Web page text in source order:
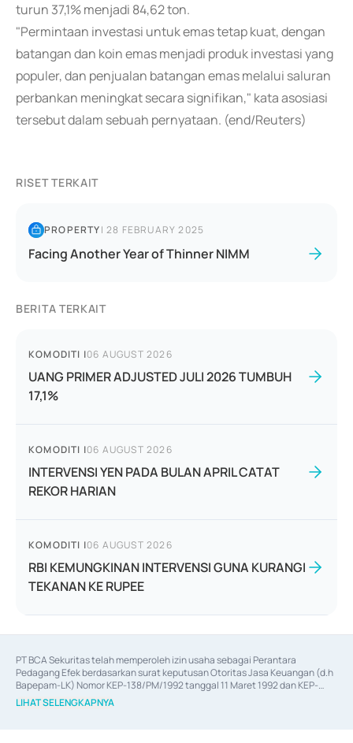
turun 37,1% menjadi 84,62 ton.
"Permintaan investasi untuk emas tetap kuat, dengan
batangan dan koin emas menjadi produk investasi yang
populer, dan penjualan batangan emas melalui saluran
perbankan meningkat secara signifikan," kata asosiasi
tersebut dalam sebuah pernyataan. (end/Reuters)
RISET TERKAIT
PROPERTY|28 FEBRUARY 2025
Facing Another Year of Thinner NIMM
BERITA TERKAIT
KOMODITI |06 AUGUST 2026
UANG PRIMER ADJUSTED JULI 2026 TUMBUH
17,1%
KOMODITI |06 AUGUST 2026
INTERVENSI YEN PADA BULAN APRIL CATAT
REKOR HARIAN
KOMODITI |06 AUGUST 2026
RBI KEMUNGKINAN INTERVENSI GUNA KURANGI
TEKANAN KE RUPEE
PT BCA Sekuritas telah memperoleh izin usaha sebagai Perantara
Pedagang Efek berdasarkan surat keputusan Otoritas Jasa Keuangan (d.h
Bapepam-LK) Nomor KEP-138/PM/1992 tanggal 11 Maret 1992 dan KEP-
06/D.04/2014 tanggal 28 Februari 2014, izin usaha sebagai Penjamin Emisi
Efek berdasarkan surat keputusan Otoritas Jasa Keuangan Nomor KEP-
LIHAT SELENGKAPNYA